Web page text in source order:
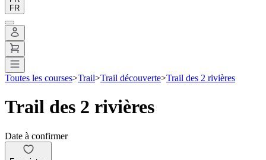
FR
Toutes les courses>Trail>Trail découverte>Trail des 2 rivières
Trail des 2 rivières
Date à confirmer